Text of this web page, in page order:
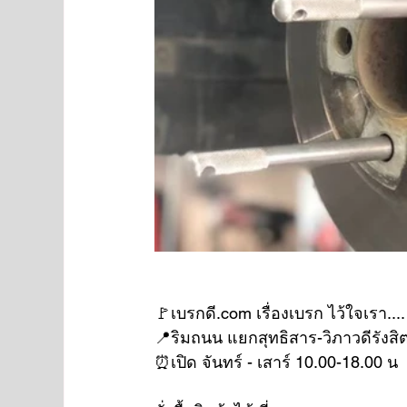
🚩เบรกดี.com เรื่องเบรก ไว้ใจเรา....
📍ริมถนน แยกสุทธิสาร-วิภาวดีรังสิ
⏰เปิด จันทร์ - เสาร์ 10.00-18.00 น